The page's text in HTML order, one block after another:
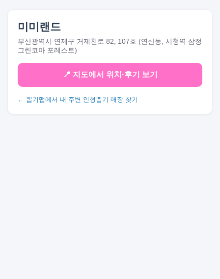
미미랜드
부산광역시 연제구 거제천로 82, 107호 (연산동, 시청역 삼정
그린코아 포레스트)
📍 지도에서 위치·후기 보기
← 뽑기맵에서 내 주변 인형뽑기 매장 찾기